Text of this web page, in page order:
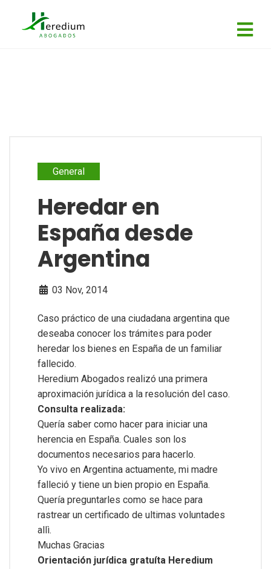
General
Heredar en
España desde
Argentina
03 Nov, 2014
Caso práctico de una ciudadana argentina que
deseaba conocer los trámites para poder
heredar los bienes en España de un familiar
fallecido.
Heredium Abogados realizó una primera
aproximación jurídica a la resolución del caso.
Consulta realizada:
Quería saber como hacer para iniciar una
herencia en España. Cuales son los
documentos necesarios para hacerlo.
Yo vivo en Argentina actuamente, mi madre
falleció y tiene un bien propio en España.
Quería preguntarles como se hace para
rastrear un certificado de ultimas voluntades
allì.
Muchas Gracias
Orientación jurídica gratuíta Heredium